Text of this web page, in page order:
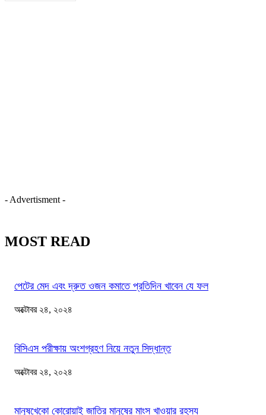
- Advertisment -
MOST READ
পেটের মেদ এবং দ্রুত ওজন কমাতে প্রতিদিন খাবেন যে ফল
অক্টোবর ২৪, ২০২৪
বিসিএস পরীক্ষায় অংশগ্রহণ নিয়ে নতুন সিদ্ধান্ত
অক্টোবর ২৪, ২০২৪
মানুষখেকো কোরোয়াই জাতির মানুষের মাংস খাওয়ার রহস্য